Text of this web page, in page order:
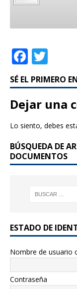
F
a
c
e
b
o
k
w
it
te
r
SÉ EL PRIMERO
Dejar una
Lo siento, debes
BÚSQUEDA DE
DOCUMENTOS
ESTADO DE
Nombre de usuario
Contraseña